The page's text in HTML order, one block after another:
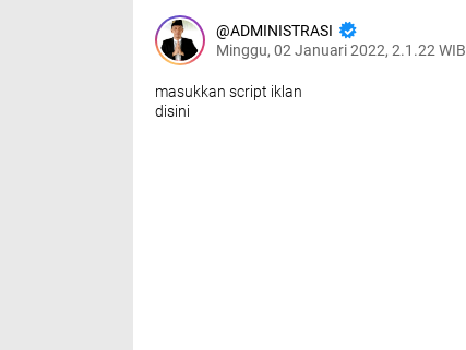
ADMINISTRASI
Minggu, 02 Januari 2022, 2.1.22 WIB
masukkan script iklan
disini